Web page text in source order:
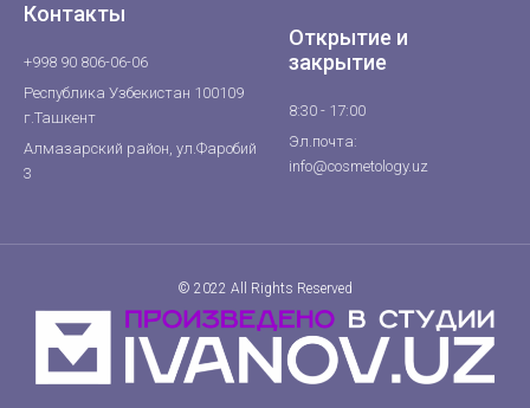
Контакты
+998 90 806-06-06
Республика Узбекистан 100109
г.Ташкент
Алмазарский район, ул.Фаробий
3
Открытие и
закрытие
8:30 - 17:00
Эл.почта:
info@cosmetology.uz
© 2022 All Rights Reserved